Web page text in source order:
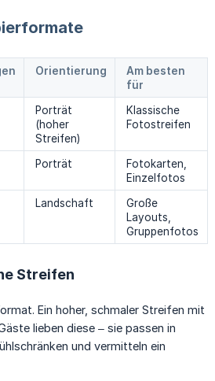
Orientierung
Am besten
für
Porträt
(hoher
Streifen)
Klassische
Fotostreifen
Porträt
Fotokarten,
Einzelfotos
Landschaft
Große
Layouts,
Gruppenfotos
Streifen
Ein hoher, schmaler Streifen mit
lieben diese – sie passen in
und vermitteln ein